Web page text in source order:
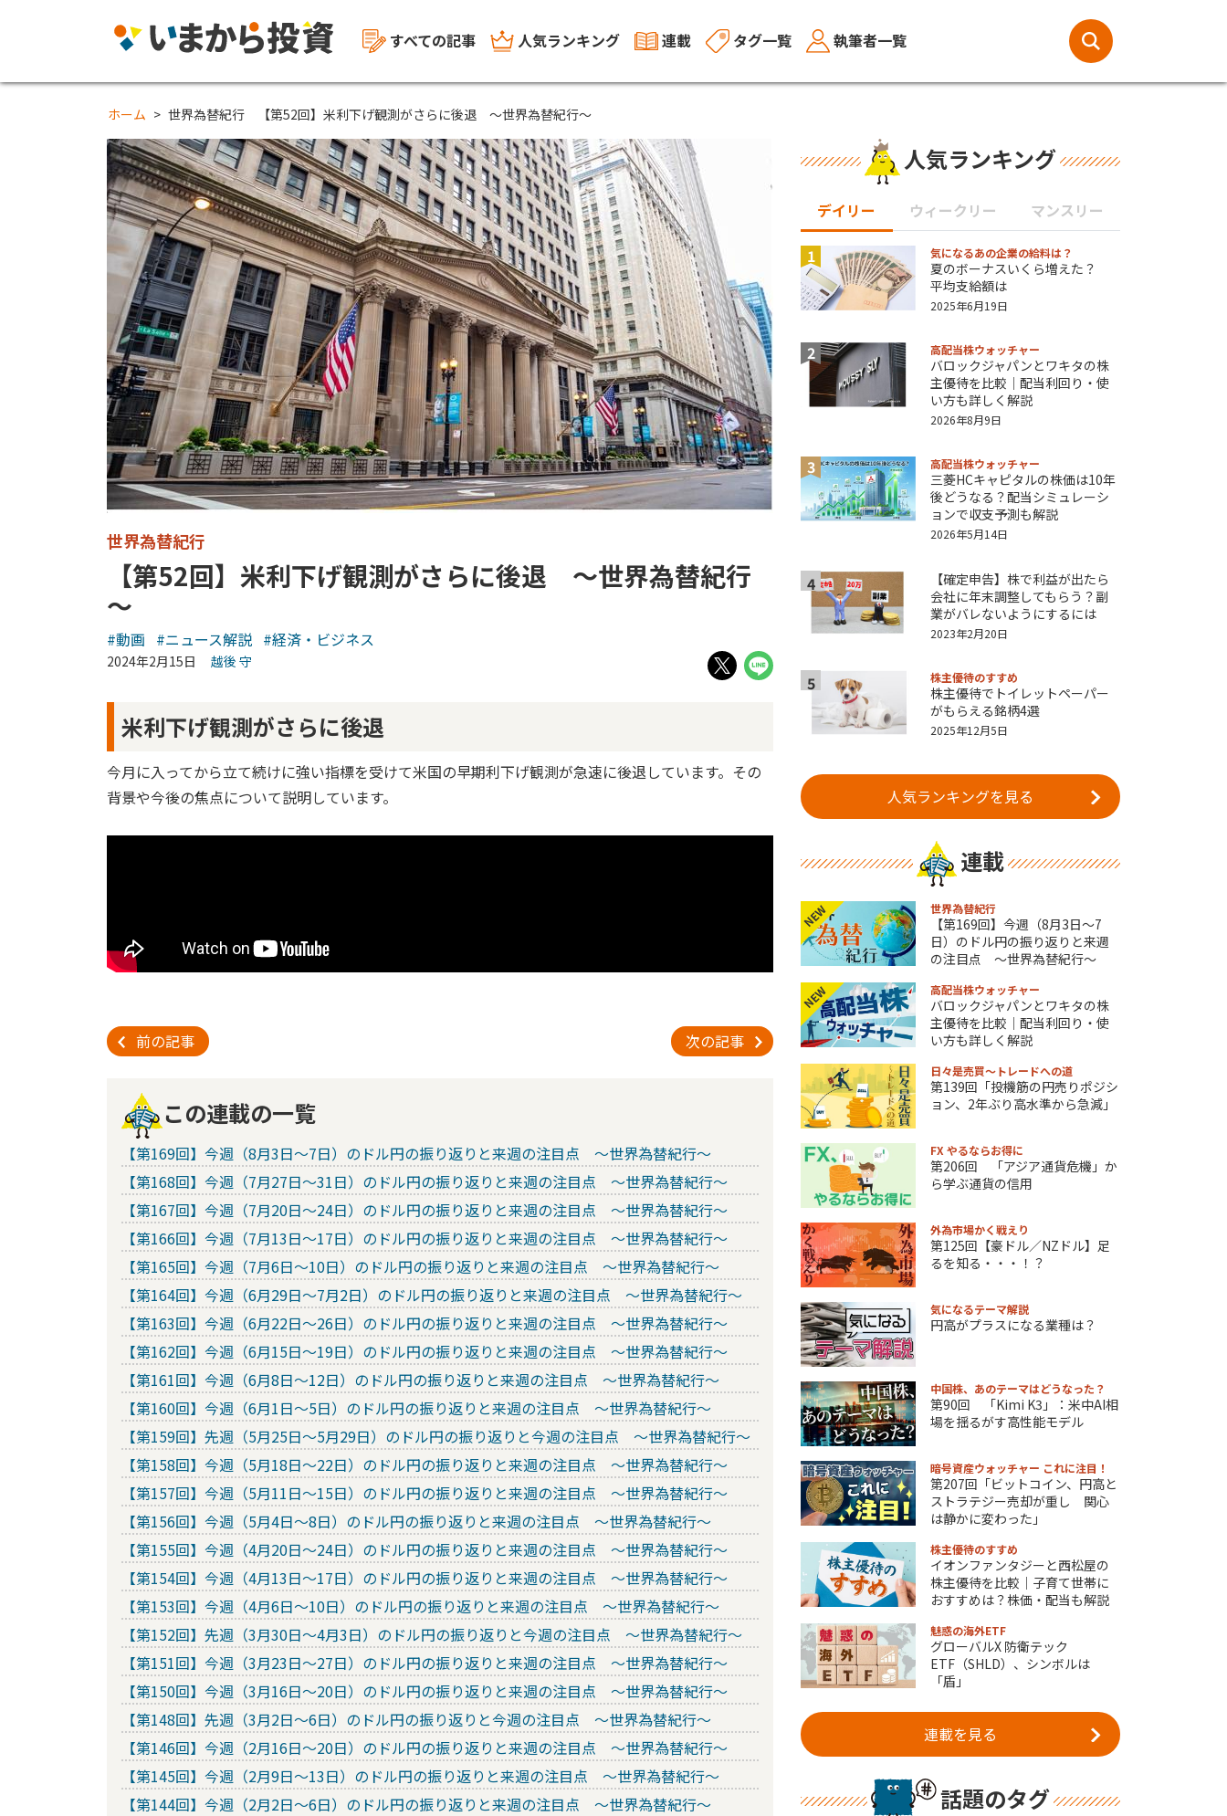
すべての記事 人気ランキング 連載 タグ一覧 執筆者一覧
ホーム 世界為替紀行 【第52回】米利下げ観測がさらに後退 ～世界為替紀行～
世界為替紀行
【第52回】米利下げ観測がさらに後退 ～世界為替紀行
～
#動画 #ニュース解説 #経済・ビジネス
2024年2月15日 越後 守
米利下げ観測がさらに後退
今月に入ってから立て続けに強い指標を受けて米国の早期利下げ観測が急速に後退しています。その
背景や今後の焦点について説明しています。
前の記事 次の記事
この連載の一覧
【第169回】今週（8月3日～7日）のドル円の振り返りと来週の注目点 ～世界為替紀行～
【第168回】今週（7月27日～31日）のドル円の振り返りと来週の注目点 ～世界為替紀行～
【第167回】今週（7月20日～24日）のドル円の振り返りと来週の注目点 ～世界為替紀行～
【第166回】今週（7月13日～17日）のドル円の振り返りと来週の注目点 ～世界為替紀行～
【第165回】今週（7月6日～10日）のドル円の振り返りと来週の注目点 ～世界為替紀行～
【第164回】今週（6月29日～7月2日）のドル円の振り返りと来週の注目点 ～世界為替紀行～
【第163回】今週（6月22日～26日）のドル円の振り返りと来週の注目点 ～世界為替紀行～
【第162回】今週（6月15日～19日）のドル円の振り返りと来週の注目点 ～世界為替紀行～
【第161回】今週（6月8日～12日）のドル円の振り返りと来週の注目点 ～世界為替紀行～
【第160回】今週（6月1日～5日）のドル円の振り返りと来週の注目点 ～世界為替紀行～
【第159回】先週（5月25日～5月29日）のドル円の振り返りと今週の注目点 ～世界為替紀行～
【第158回】今週（5月18日～22日）のドル円の振り返りと来週の注目点 ～世界為替紀行～
【第157回】今週（5月11日～15日）のドル円の振り返りと来週の注目点 ～世界為替紀行～
【第156回】今週（5月4日～8日）のドル円の振り返りと来週の注目点 ～世界為替紀行～
【第155回】今週（4月20日～24日）のドル円の振り返りと来週の注目点 ～世界為替紀行～
【第154回】今週（4月13日～17日）のドル円の振り返りと来週の注目点 ～世界為替紀行～
【第153回】今週（4月6日～10日）のドル円の振り返りと来週の注目点 ～世界為替紀行～
【第152回】先週（3月30日～4月3日）のドル円の振り返りと今週の注目点 ～世界為替紀行～
【第151回】今週（3月23日～27日）のドル円の振り返りと来週の注目点 ～世界為替紀行～
【第150回】今週（3月16日～20日）のドル円の振り返りと来週の注目点 ～世界為替紀行～
【第148回】先週（3月2日～6日）のドル円の振り返りと今週の注目点 ～世界為替紀行～
【第146回】今週（2月16日～20日）のドル円の振り返りと来週の注目点 ～世界為替紀行～
【第145回】今週（2月9日～13日）のドル円の振り返りと来週の注目点 ～世界為替紀行～
【第144回】今週（2月2日～6日）のドル円の振り返りと来週の注目点 ～世界為替紀行～
人気ランキング
デイリー ウィークリー マンスリー
1 気になるあの企業の給料は？
夏のボーナスいくら増えた？
平均支給額は
2025年6月19日
2 高配当株ウォッチャー
バロックジャパンとワキタの株
主優待を比較｜配当利回り・使
い方も詳しく解説
2026年8月9日
3 高配当株ウォッチャー
三菱HCキャピタルの株価は10年
後どうなる？配当シミュレーシ
ョンで収支予測も解説
2026年5月14日
4
【確定申告】株で利益が出たら
会社に年末調整してもらう？副
業がバレないようにするには
2023年2月20日
5 株主優待のすすめ
株主優待でトイレットペーパー
がもらえる銘柄4選
2025年12月5日
人気ランキングを見る
連載
NEW 世界為替紀行
【第169回】今週（8月3日～7
日）のドル円の振り返りと来週
の注目点 ～世界為替紀行～
NEW 高配当株ウォッチャー
バロックジャパンとワキタの株
主優待を比較｜配当利回り・使
い方も詳しく解説
日々是売買～トレードへの道
第139回「投機筋の円売りポジシ
ョン、2年ぶり高水準から急減」
FX やるならお得に
第206回 「アジア通貨危機」か
ら学ぶ通貨の信用
外為市場かく戦えり
第125回【豪ドル／NZドル】足
るを知る・・・！？
気になるテーマ解説
円高がプラスになる業種は？
中国株、あのテーマはどうなった？
第90回 「Kimi K3」：米中AI相
場を揺るがす高性能モデル
暗号資産ウォッチャー これに注目！
第207回「ビットコイン、円高と
ストラテジー売却が重し 関心
は静かに変わった」
株主優待のすすめ
イオンファンタジーと西松屋の
株主優待を比較｜子育て世帯に
おすすめは？株価・配当も解説
魅惑の海外ETF
グローバルX 防衛テック
ETF（SHLD）、シンボルは
「盾」
連載を見る
話題のタグ